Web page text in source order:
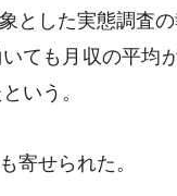
とした実態調査
ても月収の平均
いう。
寄せられた。